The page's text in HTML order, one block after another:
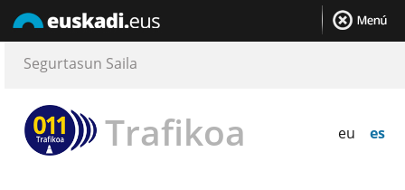
Trafikoa eu es
Segurtasun Saila